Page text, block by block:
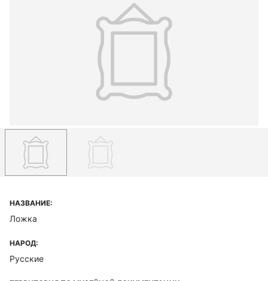
НАЗВАНИЕ:
Ложка
НАРОД:
Русские